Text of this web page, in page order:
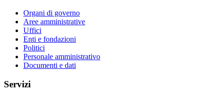
Organi di governo
Aree amministrative
Uffici
Enti e fondazioni
Politici
Personale amministrativo
Documenti e dati
Servizi